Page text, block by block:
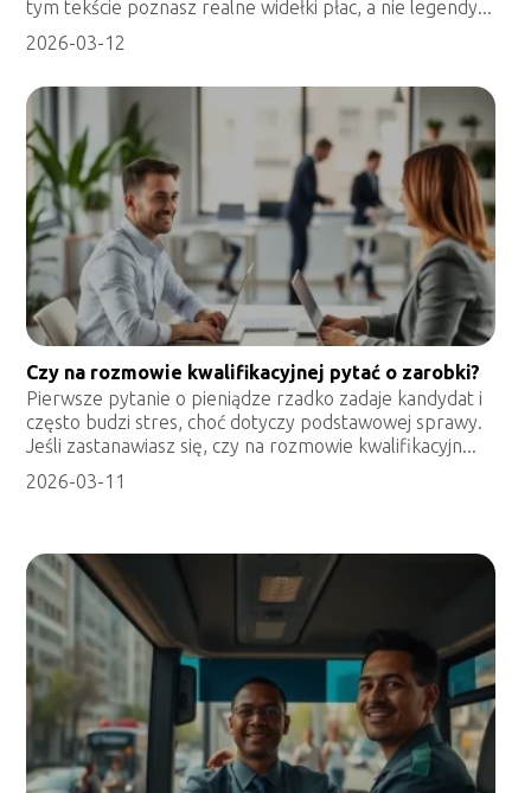
tym tekście poznasz realne widełki płac, a nie legendy...
2026-03-12
Czy na rozmowie kwalifikacyjnej pytać o zarobki?
Pierwsze pytanie o pieniądze rzadko zadaje kandydat i
często budzi stres, choć dotyczy podstawowej sprawy.
Jeśli zastanawiasz się, czy na rozmowie kwalifikacyjn...
2026-03-11